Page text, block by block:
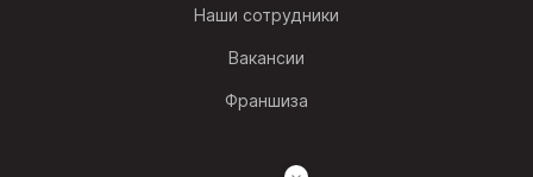
Наши сотрудники
Вакансии
Франшиза